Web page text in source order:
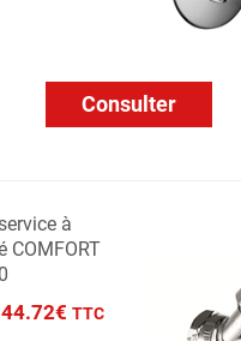
Consulter
à
COMFORT
44.72€ TTC